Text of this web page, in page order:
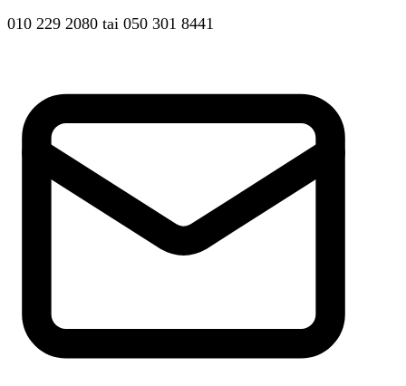
010 229 2080 tai 050 301 8441